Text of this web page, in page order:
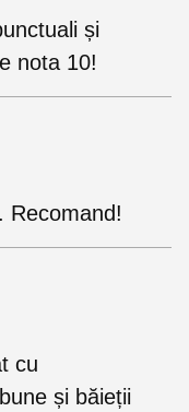
și
nota 10!
Recomand!
cu
și băieții